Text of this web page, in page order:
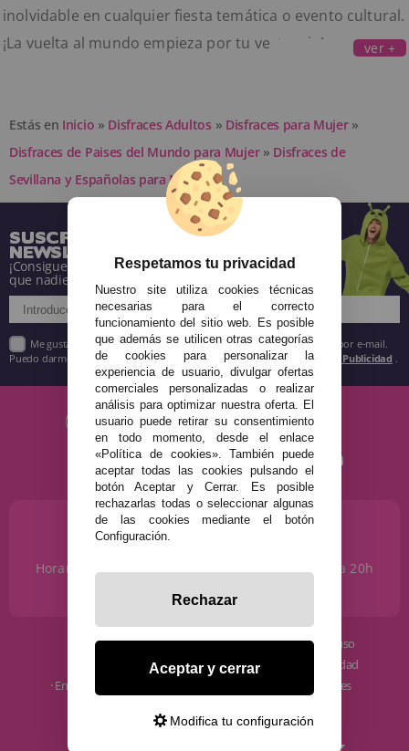
inolvidable en cualquier fiesta temática o evento cultural.
¡La vuelta al mundo empieza por tu vestuario!
ver +
Estás en Inicio » Disfraces Adultos » Disfraces para Mujer »
Disfraces de Paises del Mundo para Mujer » Disfraces de
Sevillana y Españolas para Mujeres
SUSCRÍBETE A NUESTRA
NEWSLETTER
¡Consigue descuentos y entérate de todo antes
que nadie!
Me gustaría recibir descuentos exclusivos, novedades y tendencias por e-mail.
Puedo darme de baja cuando quiera según lo recogido en la Política de Publicidad .
¿NECESITAS AYUDA?
Horario de Lunes a Sábados de 10 a 14h y de 17 a 20h
info@disfracestuyyo.com
· Quiénes somos
· Envíos y Devoluciones
· Condiciones de uso
· Política de privacidad
· Política de cookies
Respetamos tu privacidad
Nuestro site utiliza cookies técnicas
necesarias para el correcto
funcionamiento del sitio web. Es posible
que además se utilicen otras categorías
de cookies para personalizar la
experiencia de usuario, divulgar ofertas
comerciales personalizadas o realizar
análisis para optimizar nuestra oferta. El
usuario puede retirar su consentimiento
en todo momento, desde el enlace
«Política de cookies». También puede
aceptar todas las cookies pulsando el
botón Aceptar y Cerrar. Es posible
rechazarlas todas o seleccionar algunas
de las cookies mediante el botón
Configuración.
Rechazar
Aceptar y cerrar
Modifica tu configuración